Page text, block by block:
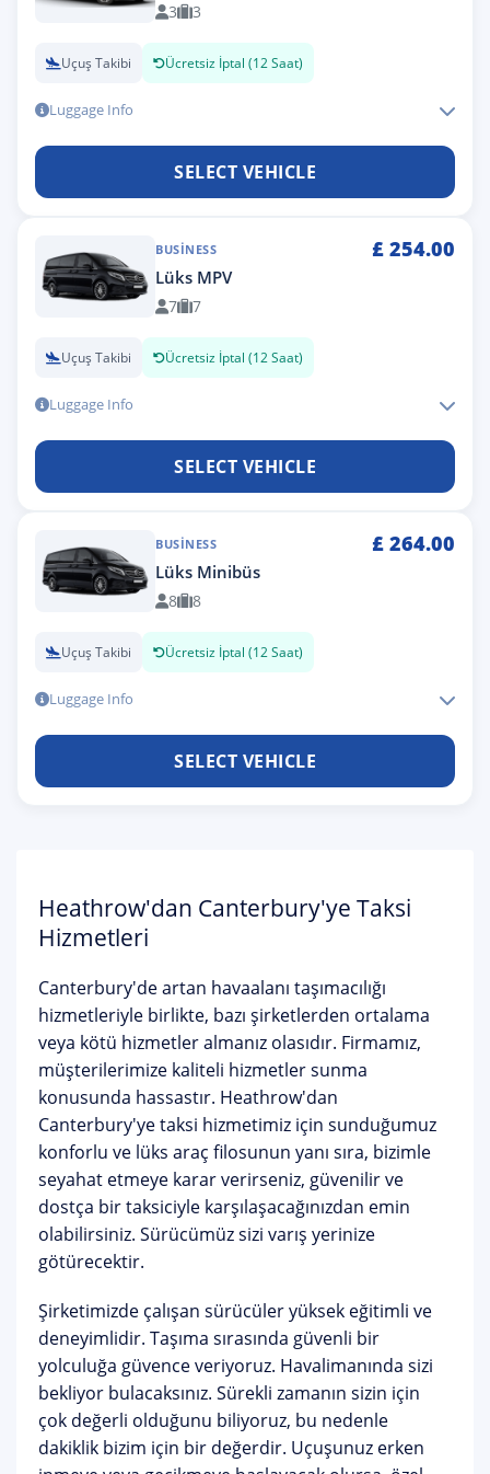
3 3
Uçuş Takibi Ücretsiz İptal (12 Saat)
Luggage Info
SELECT VEHICLE
BUSINESS £ 254.00
Lüks MPV
7 7
Uçuş Takibi Ücretsiz İptal (12 Saat)
Luggage Info
SELECT VEHICLE
BUSINESS £ 264.00
Lüks Minibüs
8 8
Uçuş Takibi Ücretsiz İptal (12 Saat)
Luggage Info
SELECT VEHICLE
Heathrow'dan Canterbury'ye Taksi
Hizmetleri
Canterbury'de artan havaalanı taşımacılığı
hizmetleriyle birlikte, bazı şirketlerden ortalama
veya kötü hizmetler almanız olasıdır. Firmamız,
müşterilerimize kaliteli hizmetler sunma
konusunda hassastır. Heathrow'dan
Canterbury'ye taksi hizmetimiz için sunduğumuz
konforlu ve lüks araç filosunun yanı sıra, bizimle
seyahat etmeye karar verirseniz, güvenilir ve
dostça bir taksiciyle karşılaşacağınızdan emin
olabilirsiniz. Sürücümüz sizi varış yerinize
götürecektir.
Şirketimizde çalışan sürücüler yüksek eğitimli ve
deneyimlidir. Taşıma sırasında güvenli bir
yolculuğa güvence veriyoruz. Havalimanında sizi
bekliyor bulacaksınız. Sürekli zamanın sizin için
çok değerli olduğunu biliyoruz, bu nedenle
dakiklik bizim için bir değerdir. Uçuşunuz erken